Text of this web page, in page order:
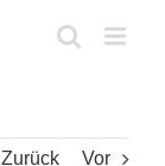
Zurück Vor